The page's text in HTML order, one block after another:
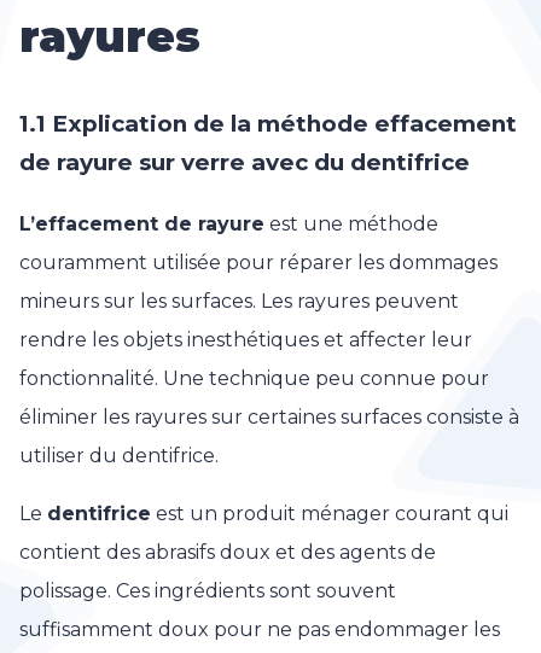
rayures
1.1 Explication de la méthode effacement
de rayure sur verre avec du dentifrice
L’effacement de rayure est une méthode
couramment utilisée pour réparer les dommages
mineurs sur les surfaces. Les rayures peuvent
rendre les objets inesthétiques et affecter leur
fonctionnalité. Une technique peu connue pour
éliminer les rayures sur certaines surfaces consiste à
utiliser du dentifrice.
Le dentifrice est un produit ménager courant qui
contient des abrasifs doux et des agents de
polissage. Ces ingrédients sont souvent
suffisamment doux pour ne pas endommager les